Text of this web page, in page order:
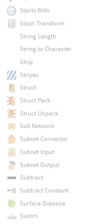
Starts With
Stash Transform
String Length
String to Character
Strip
Stripes
Struct
Struct Pack
Struct Unpack
Sub Network
Subnet Connector
Subnet Input
Subnet Output
Subtract
Subtract Constant
Surface Distance
Switch